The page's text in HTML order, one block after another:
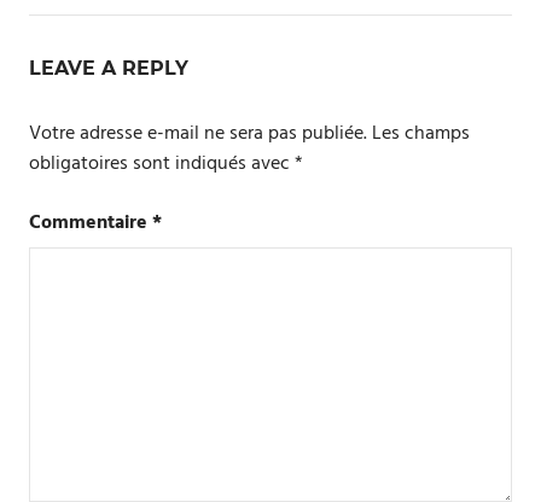
LEAVE A REPLY
Votre adresse e-mail ne sera pas publiée.Les champs
obligatoires sont indiqués avec*
Commentaire*